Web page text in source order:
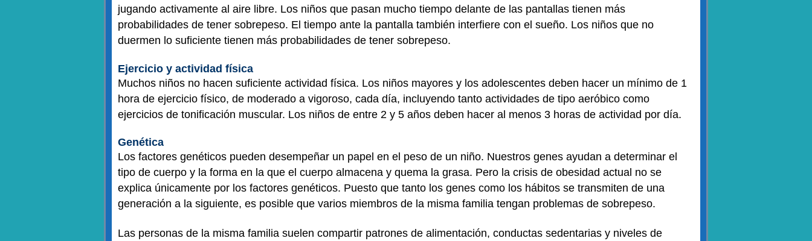
jugando activamente al aire libre. Los niños que pasan mucho tiempo delante de las pantallas tienen más
probabilidades de tener sobrepeso. El tiempo ante la pantalla también interfiere con el sueño. Los niños que no
duermen lo suficiente tienen más probabilidades de tener sobrepeso.
Ejercicio y actividad física
Muchos niños no hacen suficiente actividad física. Los niños mayores y los adolescentes deben hacer un mínimo de 1
hora de ejercicio físico, de moderado a vigoroso, cada día, incluyendo tanto actividades de tipo aeróbico como
ejercicios de tonificación muscular. Los niños de entre 2 y 5 años deben hacer al menos 3 horas de actividad por día.
Genética
Los factores genéticos pueden desempeñar un papel en el peso de un niño. Nuestros genes ayudan a determinar el
tipo de cuerpo y la forma en la que el cuerpo almacena y quema la grasa. Pero la crisis de obesidad actual no se
explica únicamente por los factores genéticos. Puesto que tanto los genes como los hábitos se transmiten de una
generación a la siguiente, es posible que varios miembros de la misma familia tengan problemas de sobrepeso.
Las personas de la misma familia suelen compartir patrones de alimentación, conductas sedentarias y niveles de